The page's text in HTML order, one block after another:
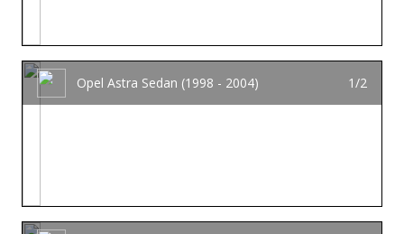
Opel Astra Sedan (1998 - 2004) 1/2